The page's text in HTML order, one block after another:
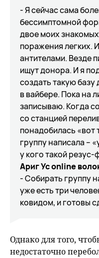
- Я сейчас сама
бессимптомной
двое моих
поражения легких.
антителами. Везде
ищут донора. И я
создать такую
в вайбере. Пока на
записываю. Когда
со станцией
понадобилась «вот
группу написала –
у кого такой резус-
Ариг Ус online
- Собирать группу
уже есть три
ковидом, и готовы
Однако для того,
недостаточно